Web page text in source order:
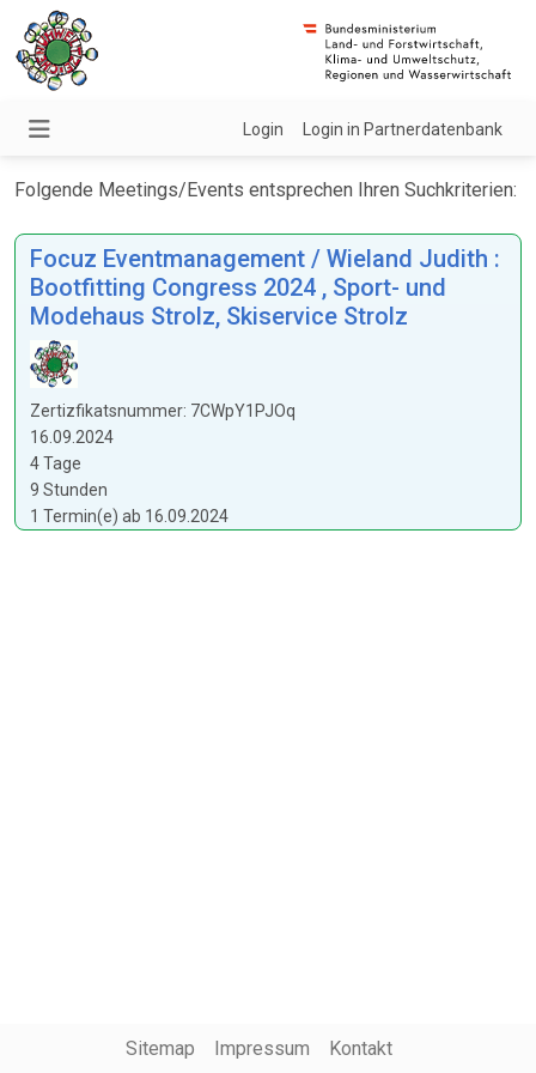
Login Login in Partnerdatenbank
Folgende Meetings/Events entsprechen Ihren Suchkriterien:
Focuz Eventmanagement / Wieland Judith :
Bootfitting Congress 2024 , Sport- und
Modehaus Strolz, Skiservice Strolz
Zertizfikatsnummer: 7CWpY1PJOq
16.09.2024
4 Tage
9 Stunden
1 Termin(e) ab 16.09.2024
Sitemap Impressum Kontakt